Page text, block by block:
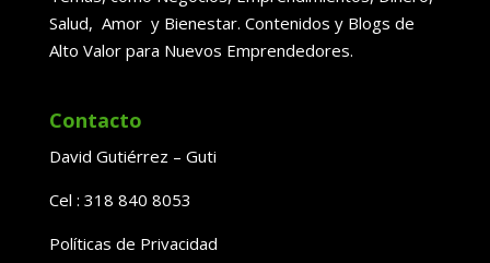
Salud, Amor y Bienestar. Contenidos y Blogs de
Alto Valor para Nuevos Emprendedores.
Contacto
David Gutiérrez – Guti
Cel : 318 840 8053
Políticas de Privacidad